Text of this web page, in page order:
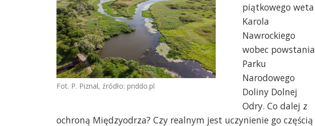
Fot. P. Piznal, źródło: pnddo.pl
piątkowego weta
Karola
Nawrockiego
wobec powstania
Parku
Narodowego
Doliny Dolnej
Odry. Co dalej z
ochroną Międzyodrza? Czy realnym jest uczynienie go częścią